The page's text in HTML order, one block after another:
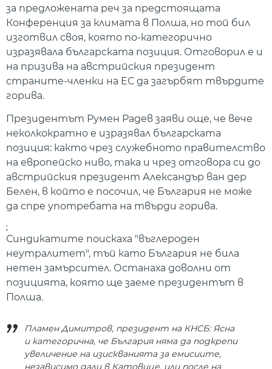
за предложената реч за предстоящата
Конференция за климата в Полша, но той бил
изготвил своя, която по-категорично
изразявала българската позиция. Отговорил е и
на призива на австрийския президент
страните-членки на ЕС да загърбят твърдите
горива.
Президентът Румен Радев заяви още, че вече
неколкократно е изразявал българската
позиция: както чрез служебното правителство
на европейско ниво, така и чрез отговора си до
австрийския президент Александър ван дер
Белен, в който е посочил, че България не може
да спре употребата на твърди горива.
;
Синдикатите поискаха "въглероден
неутралитет", тъй като България не била
нетен замърсител. Останаха доволни от
позицията, която ще заеме президентът в
Полша.
Пламен Димитров, президент на КНСБ: Ясна
и категорична, че България няма да подкрепи
увеличение на изискванията за емисиите,
независимо дали в Катовице, или после на